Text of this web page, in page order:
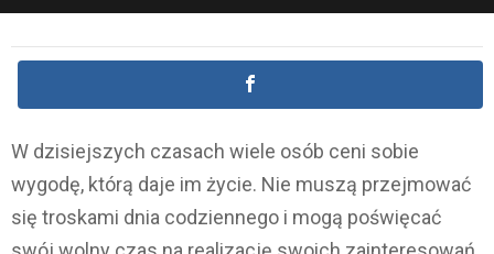
W dzisiejszych czasach wiele osób ceni sobie
wygodę, którą daje im życie. Nie muszą przejmować
się troskami dnia codziennego i mogą poświęcać